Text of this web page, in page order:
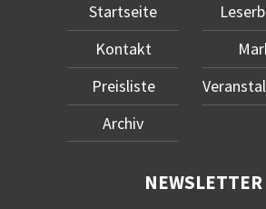
Startseite
Kontakt
Preisliste
Archiv
NEWSLETTER